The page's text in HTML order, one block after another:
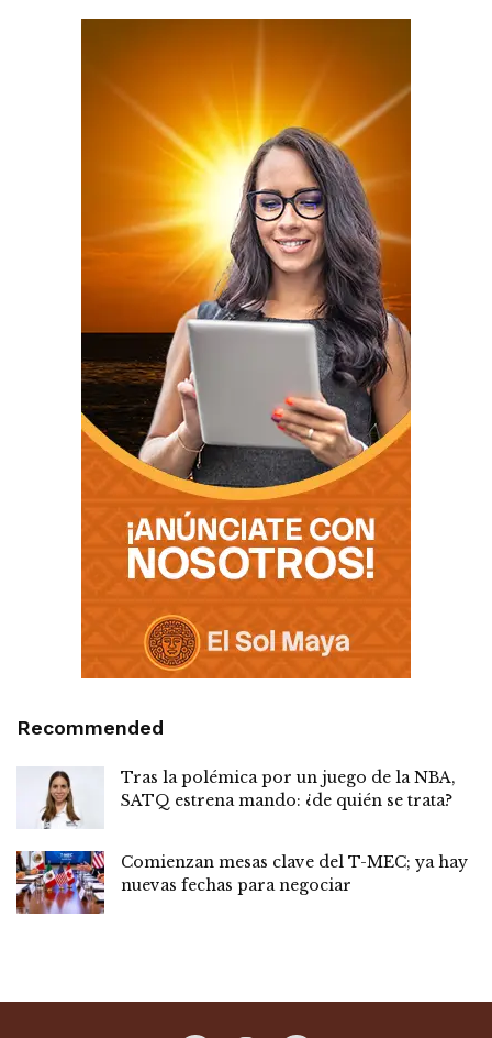
Recommended
Tras la polémica por un juego de la NBA,
SATQ estrena mando: ¿de quién se trata?
Comienzan mesas clave del T-MEC; ya hay
nuevas fechas para negociar